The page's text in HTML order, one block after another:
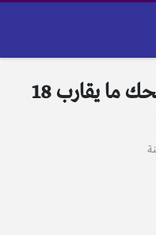
بالفيديو… الفأر الذي أضحك ما يقارب 18